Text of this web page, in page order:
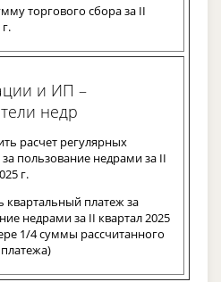
торгового сбора за II
и ИП –
недр
расчет регулярных
пользование недрами за II
г.
квартальный платеж за
недрами за II квартал 2025
1/4 суммы рассчитанного